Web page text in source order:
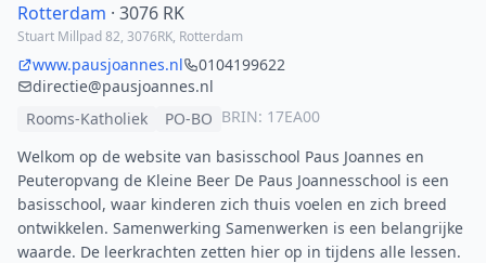
Rotterdam · 3076 RK
Stuart Millpad 82, 3076RK, Rotterdam
www.pausjoannes.nl
0104199622
directie@pausjoannes.nl
Rooms-Katholiek
PO-BO BRIN: 17EA00
Welkom op de website van basisschool Paus Joannes en
Peuteropvang de Kleine Beer De Paus Joannesschool is een
basisschool, waar kinderen zich thuis voelen en zich breed
ontwikkelen. Samenwerking Samenwerken is een belangrijke
waarde. De leerkrachten zetten hier op in tijdens alle lessen.